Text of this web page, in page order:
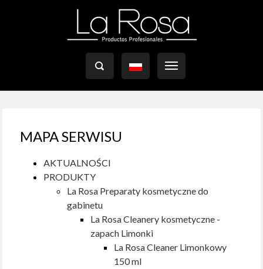

MAPA SERWISU
AKTUALNOŚCI
PRODUKTY
La Rosa Preparaty kosmetyczne do
gabinetu
La Rosa Cleanery kosmetyczne -
zapach Limonki
La Rosa Cleaner Limonkowy
150 ml